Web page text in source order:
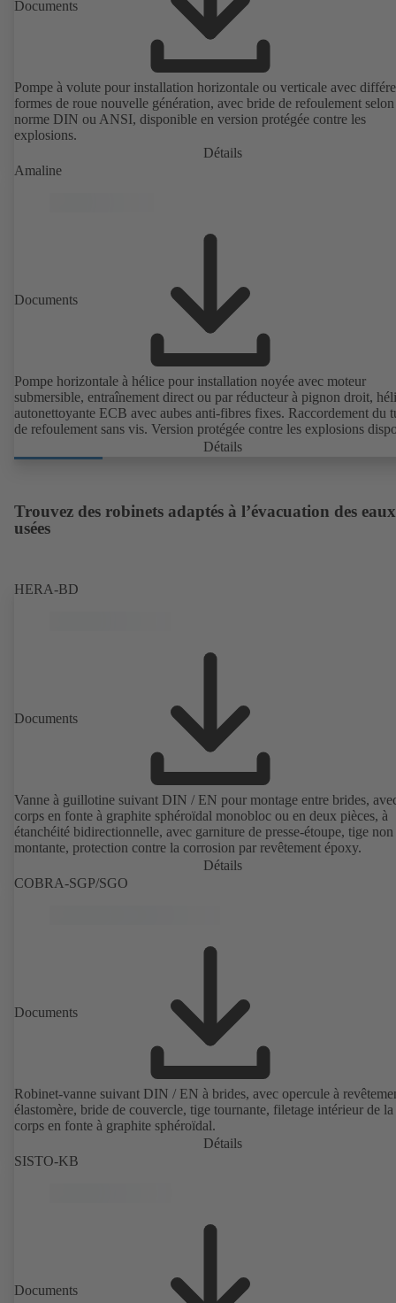
Documents
Pompe à volute pour installation horizontale ou verticale avec
formes de roue nouvelle génération, avec bride de refoulement selon
norme DIN ou ANSI, disponible en version protégée contre les
explosions.
Détails
Amaline
Documents
Pompe horizontale à hélice pour installation noyée avec moteur
submersible, entraînement direct ou par réducteur à pignon droit,
autonettoyante ECB avec aubes anti-fibres fixes. Raccordement du
de refoulement sans vis. Version protégée contre les explosions
Détails
Trouvez des robinets adaptés à l’évacuation des eaux
usées
HERA-BD
Documents
Vanne à guillotine suivant DIN / EN pour montage entre brides,
corps en fonte à graphite sphéroïdal monobloc ou en deux pièces, à
étanchéité bidirectionnelle, avec garniture de presse-étoupe, tige non
montante, protection contre la corrosion par revêtement époxy.
Détails
COBRA-SGP/SGO
Documents
Robinet-vanne suivant DIN / EN à brides, avec opercule à
élastomère, bride de couvercle, tige tournante, filetage intérieur de
corps en fonte à graphite sphéroïdal.
Détails
SISTO-KB
Documents